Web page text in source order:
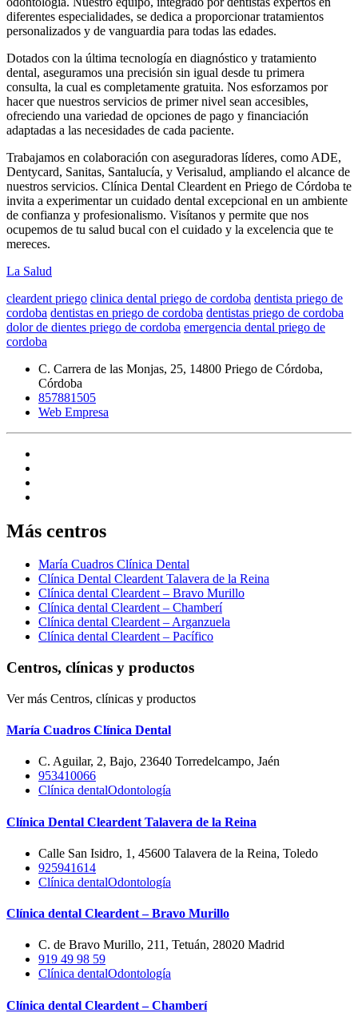
diferentes especialidades, se dedica a proporcionar tratamientos
personalizados y de vanguardia para todas las edades.
Dotados con la última tecnología en diagnóstico y tratamiento
dental, aseguramos una precisión sin igual desde tu primera
consulta, la cual es completamente gratuita. Nos esforzamos por
hacer que nuestros servicios de primer nivel sean accesibles,
ofreciendo una variedad de opciones de pago y financiación
adaptadas a las necesidades de cada paciente.
Trabajamos en colaboración con aseguradoras líderes, como ADE,
Dentycard, Sanitas, Santalucía, y Verisalud, ampliando el alcance de
nuestros servicios. Clínica Dental Cleardent en Priego de Córdoba te
invita a experimentar un cuidado dental excepcional en un ambiente
de confianza y profesionalismo. Visítanos y permite que nos
ocupemos de tu salud bucal con el cuidado y la excelencia que te
mereces.
La Salud
cleardent priego clinica dental priego de cordoba dentista priego de
cordoba dentistas en priego de cordoba dentistas priego de cordoba
dolor de dientes priego de cordoba emergencia dental priego de
cordoba
C. Carrera de las Monjas, 25, 14800 Priego de Córdoba,
Córdoba
857881505
Web Empresa
Más centros
María Cuadros Clínica Dental
Clínica Dental Cleardent Talavera de la Reina
Clínica dental Cleardent – Bravo Murillo
Clínica dental Cleardent – Chamberí
Clínica dental Cleardent – Arganzuela
Clínica dental Cleardent – Pacífico
Centros, clínicas y productos
Ver más Centros, clínicas y productos
María Cuadros Clínica Dental
C. Aguilar, 2, Bajo, 23640 Torredelcampo, Jaén
953410066
Clínica dentalOdontología
Clínica Dental Cleardent Talavera de la Reina
Calle San Isidro, 1, 45600 Talavera de la Reina, Toledo
925941614
Clínica dentalOdontología
Clínica dental Cleardent – Bravo Murillo
C. de Bravo Murillo, 211, Tetuán, 28020 Madrid
919 49 98 59
Clínica dentalOdontología
Clínica dental Cleardent – Chamberí